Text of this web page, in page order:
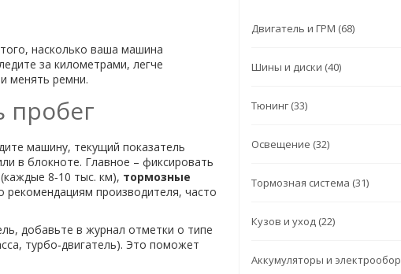
насколько ваша машина
за километрами, легче
менять ремни.
пробег
машину, текущий показатель
в блокноте. Главное – фиксировать
(каждые 8‑10 тыс. км), тормозные
рекомендациям производителя, часто
добавьте в журнал отметки о типе
турбо‑двигатель). Это поможет
Двигатель и ГРМ (68)
Шины и диски (40)
Тюнинг (33)
Освещение (32)
Тормозная система (31)
Кузов и уход (22)
Аккумуляторы и